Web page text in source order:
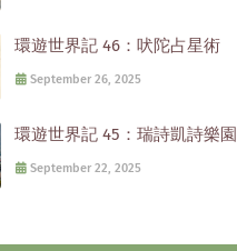
環遊世界記 46：吠陀占星術
September 26, 2025
環遊世界記 45：瑞詩凱詩樂園
September 22, 2025